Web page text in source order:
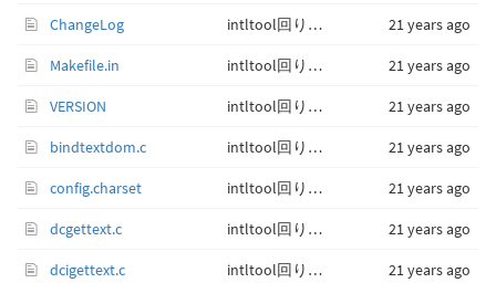
ChangeLog intltool回りをアップデート。 21 years ago
Makefile.in intltool回りをアップデート。 21 years ago
VERSION intltool回りをアップデート。 21 years ago
bindtextdom.c intltool回りをアップデート。 21 years ago
config.charset intltool回りをアップデート。 21 years ago
dcgettext.c intltool回りをアップデート。 21 years ago
dcigettext.c intltool回りをアップデート。 21 years ago